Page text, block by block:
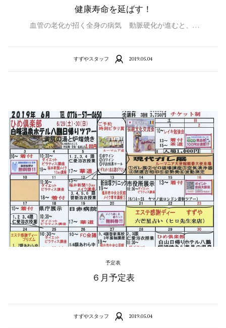
健康寿命を延ばす！
血管の老化が招く全身の病気 動脈硬化が進むと、…
すずやスタッフ 2019.05.04
予定表
６月予定表
すずやスタッフ 2019.05.04